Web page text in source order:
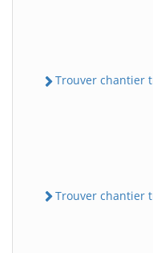
Trouver chantier
Trouver chantier